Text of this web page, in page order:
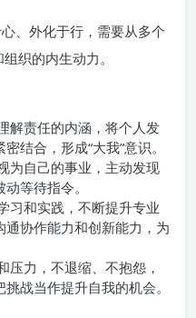
、外化于行，需要从多个
织的内生动力。
解责任的内涵，将个人发
结合，形成“大我”意识。
为自己的事业，主动发现
等待指令。
习和实践，不断提升专业
协作能力和创新能力，为
压力，不退缩、不抱怨，
战当作提升自我的机会。